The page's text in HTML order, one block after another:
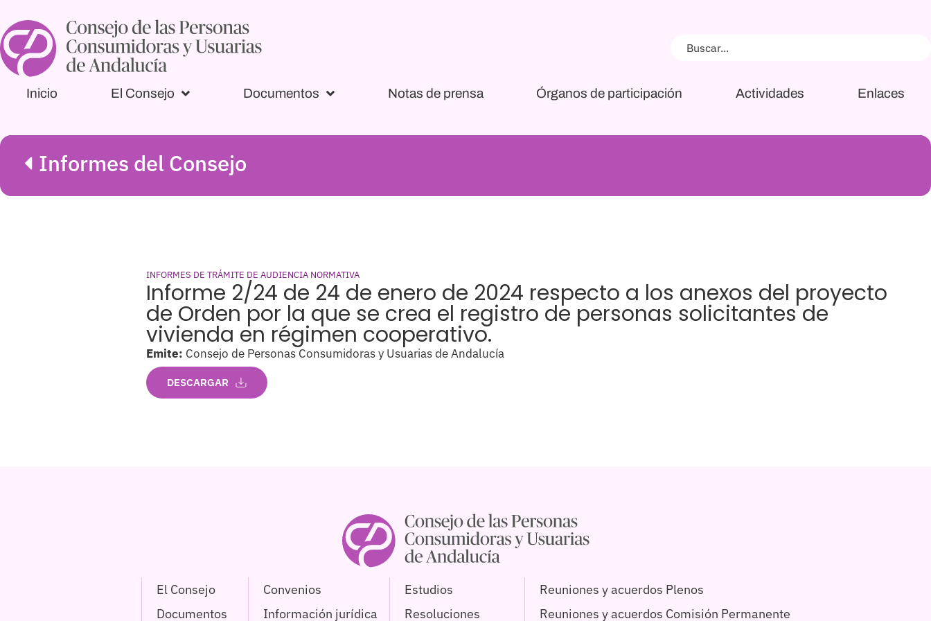
Inicio El Consejo Documentos Notas de prensa Órganos de participación Actividades Enlaces
Informes del Consejo
INFORMES DE TRÁMITE DE AUDIENCIA NORMATIVA
Informe 2/24 de 24 de enero de 2024 respecto a los anexos del proyecto
de Orden por la que se crea el registro de personas solicitantes de
vivienda en régimen cooperativo.
Emite: Consejo de Personas Consumidoras y Usuarias de Andalucía
DESCARGAR
El Consejo
Documentos
Convenios
Información jurídica
Estudios
Resoluciones
Reuniones y acuerdos Plenos
Reuniones y acuerdos Comisión Permanente